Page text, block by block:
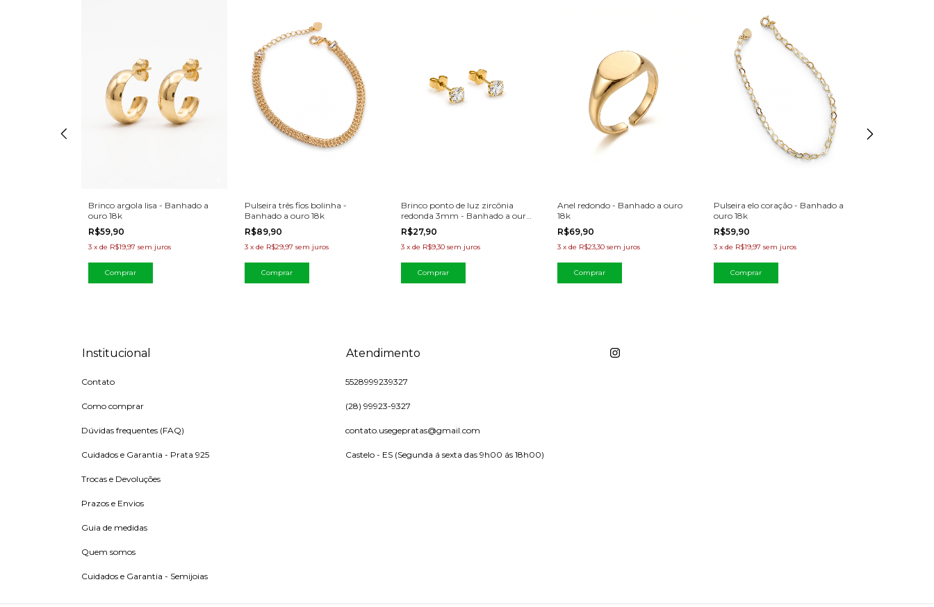
Brinco argola lisa - Banhado a
ouro 18k
R$59,90
3 x de R$19,97 sem juros
Pulseira três fios bolinha -
Banhado a ouro 18k
R$89,90
3 x de R$29,97 sem juros
Brinco ponto de luz zircônia
redonda 3mm - Banhado a ouro
18k
R$27,90
3 x de R$9,30 sem juros
Anel redondo - Banhado a ouro
18k
R$69,90
3 x de R$23,30 sem juros
Comprar
Pulseira elo coração - Banhado a
ouro 18k
R$59,90
3 x de R$19,97 sem juros
Institucional
Contato
Como comprar
Dúvidas frequentes (FAQ)
Cuidados e Garantia - Prata 925
Trocas e Devoluções
Prazos e Envios
Guia de medidas
Quem somos
Cuidados e Garantia - Semijoias
Atendimento
5528999239327
(28) 99923-9327
contato.usegepratas@gmail.com
Castelo - ES (Segunda á sexta das 9h00 ás 18h00)